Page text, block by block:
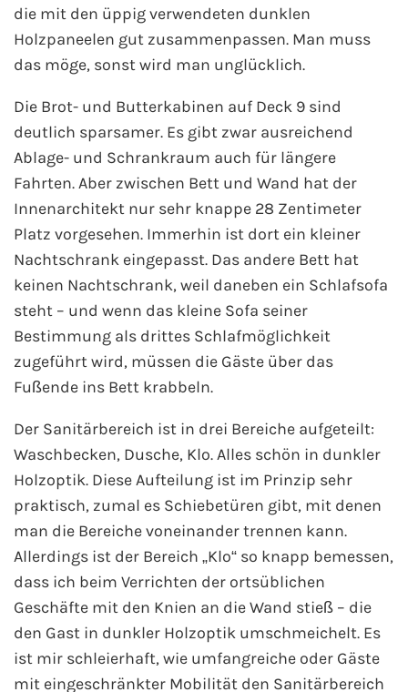
die mit den üppig verwendeten dunklen
Holzpaneelen gut zusammenpassen. Man muss
das möge, sonst wird man unglücklich.
Die Brot- und Butterkabinen auf Deck 9 sind
deutlich sparsamer. Es gibt zwar ausreichend
Ablage- und Schrankraum auch für längere
Fahrten. Aber zwischen Bett und Wand hat der
Innenarchitekt nur sehr knappe 28 Zentimeter
Platz vorgesehen. Immerhin ist dort ein kleiner
Nachtschrank eingepasst. Das andere Bett hat
keinen Nachtschrank, weil daneben ein Schlafsofa
steht – und wenn das kleine Sofa seiner
Bestimmung als drittes Schlafmöglichkeit
zugeführt wird, müssen die Gäste über das
Fußende ins Bett krabbeln.
Der Sanitärbereich ist in drei Bereiche aufgeteilt:
Waschbecken, Dusche, Klo. Alles schön in dunkler
Holzoptik. Diese Aufteilung ist im Prinzip sehr
praktisch, zumal es Schiebetüren gibt, mit denen
man die Bereiche voneinander trennen kann.
Allerdings ist der Bereich „Klo“ so knapp bemessen,
dass ich beim Verrichten der ortsüblichen
Geschäfte mit den Knien an die Wand stieß – die
den Gast in dunkler Holzoptik umschmeichelt. Es
ist mir schleierhaft, wie umfangreiche oder Gäste
mit eingeschränkter Mobilität den Sanitärbereich